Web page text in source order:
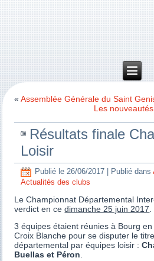
«Assemblée Générale du Saint
Les
Résultats finale
Loisir
Publié le 26/06/2017 Publié dans
Actualités des clubs
Le Championnat Départemental
verdict en cedimanche 25 juin 2017
3 équipes étaient réunies à Bourg
Croix Blanche pour se disputer le
départemental par équipes loisir :
Buellas et Péron